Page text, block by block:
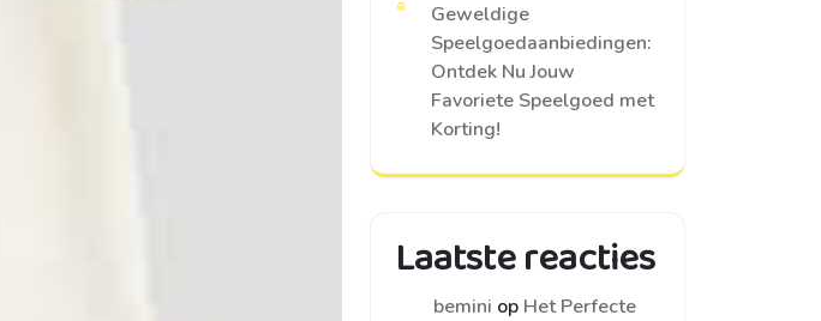
Geweldige
Speelgoedaanbiedingen:
Ontdek Nu Jouw
Favoriete Speelgoed met
Korting!
Laatste reacties
bemini op Het Perfecte